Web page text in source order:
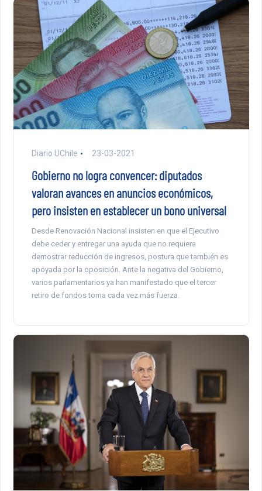
Diario UChile 23-03-2021
Gobierno no logra convencer: diputados
valoran avances en anuncios económicos,
pero insisten en establecer un bono universal
Desde Renovación Nacional insisten en que el Ejecutivo
debe ceder y entregar una ayuda que no requiera
demostrar reducción de ingresos, postura que también es
apoyada por la oposición. Ante la negativa del Gobierno,
varios parlamentarios ya han manifestado que el tercer
retiro de fondos toma cada vez más fuerza.